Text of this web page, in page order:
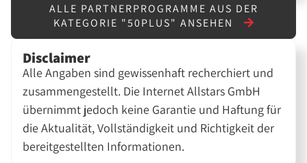
ALLE PARTNERPROGRAMME AUS DER
KATEGORIE "50PLUS" ANSEHEN
Disclaimer
Alle Angaben sind gewissenhaft recherchiert und
zusammengestellt. Die Internet Allstars GmbH
übernimmt jedoch keine Garantie und Haftung für
die Aktualität, Vollständigkeit und Richtigkeit der
bereitgestellten Informationen.